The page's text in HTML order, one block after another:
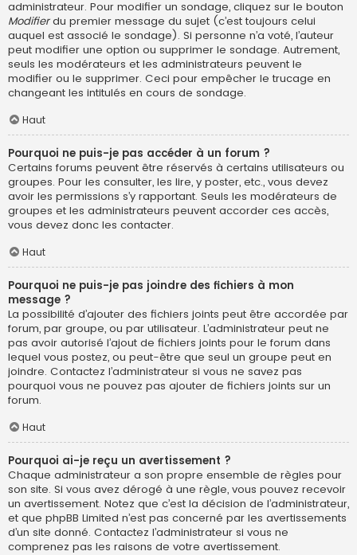
administrateur. Pour modifier un sondage, cliquez sur le bouton
Modifierdu premier message du sujet (c’est toujours celui
auquel est associé le sondage). Si personne n’a voté, l’auteur
peut modifier une option ou supprimer le sondage. Autrement,
seuls les modérateurs et les administrateurs peuvent le
modifier ou le supprimer. Ceci pour empêcher le trucage en
changeant les intitulés en cours de sondage.
Haut
Pourquoi ne puis-je pas accéder à un forum ?
Certains forums peuvent être réservés à certains utilisateurs ou
groupes. Pour les consulter, les lire, y poster, etc., vous devez
avoir les permissions s’y rapportant. Seuls les modérateurs de
groupes et les administrateurs peuvent accorder ces accès,
vous devez donc les contacter.
Haut
Pourquoi ne puis-je pas joindre des fichiers à mon
message ?
La possibilité d’ajouter des fichiers joints peut être accordée par
forum, par groupe, ou par utilisateur. L’administrateur peut ne
pas avoir autorisé l’ajout de fichiers joints pour le forum dans
lequel vous postez, ou peut-être que seul un groupe peut en
joindre. Contactez l’administrateur si vous ne savez pas
pourquoi vous ne pouvez pas ajouter de fichiers joints sur un
forum.
Haut
Pourquoi ai-je reçu un avertissement ?
Chaque administrateur a son propre ensemble de règles pour
son site. Si vous avez dérogé à une règle, vous pouvez recevoir
un avertissement. Notez que c’est la décision de l’administrateur,
et que phpBB Limited n’est pas concerné par les avertissements
d’un site donné. Contactez l’administrateur si vous ne
comprenez pas les raisons de votre avertissement.